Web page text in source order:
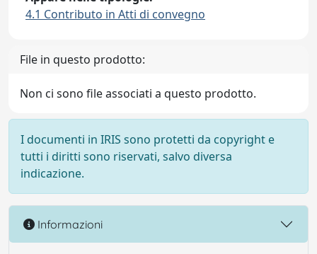
4.1 Contributo in Atti di convegno
File in questo prodotto:
Non ci sono file associati a questo prodotto.
I documenti in IRIS sono protetti da copyright e
tutti i diritti sono riservati, salvo diversa
indicazione.
Informazioni